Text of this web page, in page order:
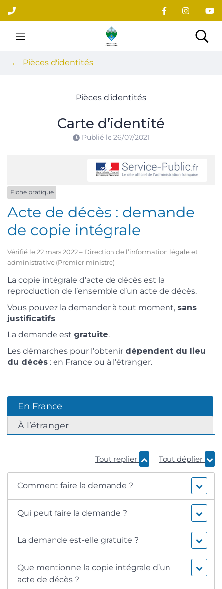
Aller
au
contenu
Site officiel du village
Pièces d'identités
Pièces d'identités
Carte d’identité
Publié le 26/07/2021
Fiche pratique
Acte de décès : demande
de copie intégrale
Vérifié le 22 mars 2022 – Direction de l’information légale et
administrative (Premier ministre)
La copie intégrale d’acte de décès est la
reproduction de l’ensemble d’un acte de décès.
Vous pouvez la demander à tout moment, sans
justificatifs.
La demande est gratuite.
Les démarches pour l’obtenir dépendent du lieu
du décès : en France ou à l’étranger.
En France
À l’étranger
Tout replier Tout déplier
Comment faire la demande ?
Qui peut faire la demande ?
La demande est-elle gratuite ?
Que mentionne la copie intégrale d’un
acte de décès ?